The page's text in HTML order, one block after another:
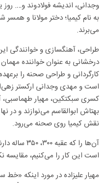
به نام کیمیا؛ دختر مولانا و
می‌برند.
طراحی، آهنگسازی و خوانندگی
درخشانی به عنوان خواننده
کارگردانی و طراحی صحنه را
است و مهدی وجدانی ارکستر
کسری سبکتکین، مهیار طهماسبی،
بهتاش ابوالقاسم می‌نوازند و در
نقش کیمیا روی صحنه می‌رود.
آن‌ها را که
است این کار را می‌کنیم، مقایسه
مهیار علیزاده در مورد اینکه